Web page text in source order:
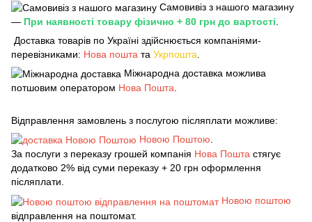
Самовивіз з нашого магазину
— При наявності товару фізично + 80 грн до вартості
Доставка товарів по Україні здійснюється компаніями-
перевізниками: Нова пошта та Укрпошта
Міжнародна доставка можлива
потшовим оператором Нова Пошта
Відправлення замовлень з послугою післяплати можливе:
Новою Поштою
За послуги з переказу грошей компанія Нова Пошта стягує
додатково 2% від суми переказу + 20 грн оформлення
післяплати.
Новою поштою
відправлення на поштомат.